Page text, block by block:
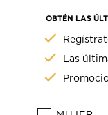
OBTÉN LAS
Las